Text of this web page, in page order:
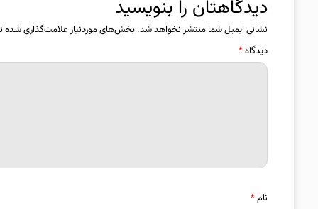
دیدگاهتان را بنویسید
نشانی ایمیل شما منتشر نخواهد شد. بخش‌های موردنیاز علامت‌گذاری
دیدگاه*
نام*